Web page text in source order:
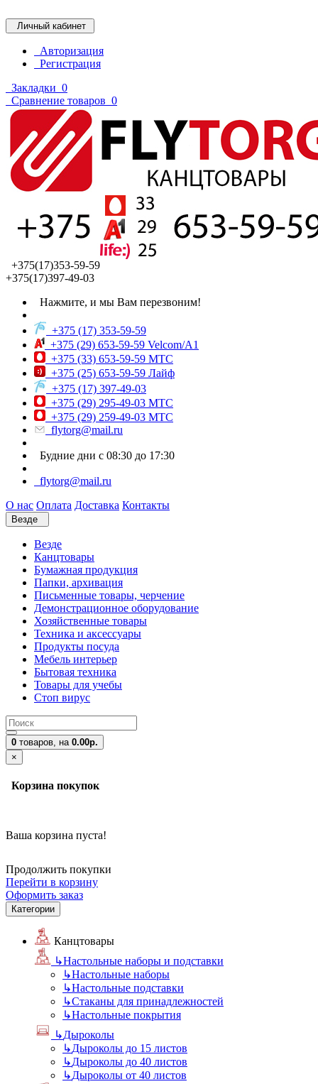
Личный кабинет
Авторизация
Регистрация
Закладки 0
Сравнение товаров 0
+375(17)353-59-59
+375(17)397-49-03
Нажмите, и мы Вам перезвоним!
+375 (17) 353-59-59
+375 (29) 653-59-59 Velcom/A1
+375 (33) 653-59-59 МТС
+375 (25) 653-59-59 Лайф
+375 (17) 397-49-03
+375 (29) 295-49-03 МТС
+375 (29) 259-49-03 МТС
flytorg@mail.ru
Будние дни с 08:30 до 17:30
flytorg@mail.ru
О нас Оплата Доставка Контакты
Везде
Везде
Канцтовары
Бумажная продукция
Папки, архивация
Письменные товары, черчение
Демонстрационное оборудование
Хозяйственные товары
Техника и аксессуары
Продукты посуда
Мебель интерьер
Бытовая техника
Товары для учебы
Стоп вирус
0 товаров, на 0.00р.
×
Корзина покупок
Ваша корзина пуста!
Продолжить покупки
Перейти в корзину
Оформить заказ
Категории
Канцтовары
↳Настольные наборы и подставки
↳Настольные наборы
↳Настольные подставки
↳Стаканы для принадлежностей
↳Настольные покрытия
↳Дыроколы
↳Дыроколы до 15 листов
↳Дыроколы до 40 листов
↳Дыроколы от 40 листов